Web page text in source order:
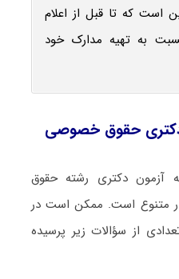
است که تا قبل از اعلام
به تهیه مدارک خود
دکتری حقوق خصوصی
آزمون دکتری رشته حقوق
متنوع است. ممکن است در
از سؤالات زیر پرسیده